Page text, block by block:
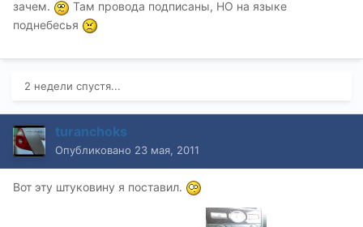
зачем.
Там провода подписаны, НО на языке
поднебесья
2 недели спустя...
turanchoks
Опубликовано 23 мая, 2011
Вот эту штуковину я поставил.